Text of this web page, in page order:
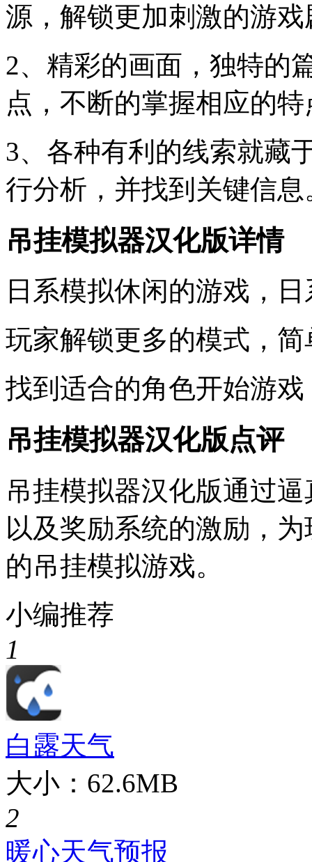
源，解锁更加刺激的游戏
2、精彩的画面，独特的
点，不断的掌握相应的特
3、各种有利的线索就藏
行分析，并找到关键信息
吊挂模拟器汉化版详情
日系模拟休闲的游戏，
玩家解锁更多的模式，
找到适合的角色开始游
吊挂模拟器汉化版点评
吊挂模拟器汉化版通过
以及奖励系统的激励，
的吊挂模拟游戏。
小编推荐
1
白露天气
大小：62.6MB
2
暖心天气预报